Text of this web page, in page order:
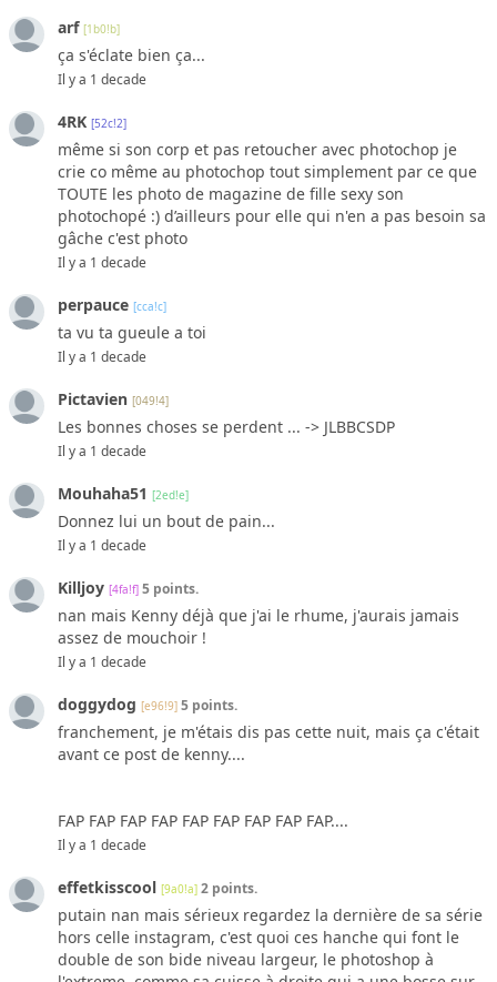
arf [1b0!b]
ça s'éclate bien ça...
Il y a 1 decade
4RK [52c!2]
même si son corp et pas retoucher avec photochop je
crie co même au photochop tout simplement par ce que
TOUTE les photo de magazine de fille sexy son
photochopé :) d’ailleurs pour elle qui n'en a pas besoin sa
gâche c'est photo
Il y a 1 decade
perpauce [cca!c]
ta vu ta gueule a toi
Il y a 1 decade
Pictavien [049!4]
Les bonnes choses se perdent ... -> JLBBCSDP
Il y a 1 decade
Mouhaha51 [2ed!e]
Donnez lui un bout de pain...
Il y a 1 decade
Killjoy [4fa!f] 5 points.
nan mais Kenny déjà que j'ai le rhume, j'aurais jamais
assez de mouchoir !
Il y a 1 decade
doggydog [e96!9] 5 points.
franchement, je m'étais dis pas cette nuit, mais ça c'était
avant ce post de kenny....
FAP FAP FAP FAP FAP FAP FAP FAP FAP....
Il y a 1 decade
effetkisscool [9a0!a] 2 points.
putain nan mais sérieux regardez la dernière de sa série
hors celle instagram, c'est quoi ces hanche qui font le
double de son bide niveau largeur, le photoshop à